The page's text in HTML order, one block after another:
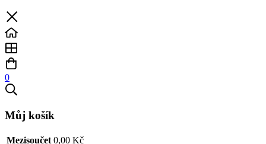
0
Můj košík
Mezisoučet 0,00 Kč